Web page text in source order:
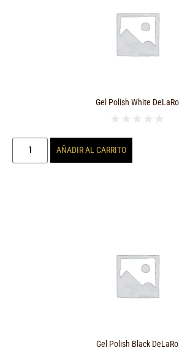
Gel Polish White DeLaRo
★ ★ ★ ★ ★
AÑADIR AL CARRITO
Gel Polish Black DeLaRo